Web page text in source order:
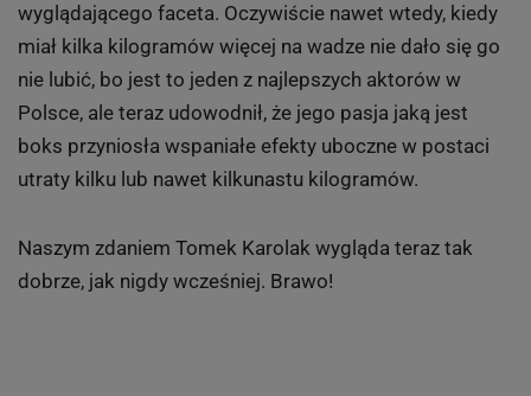
wyglądającego faceta. Oczywiście nawet wtedy, kiedy
miał kilka kilogramów więcej na wadze nie dało się go
nie lubić, bo jest to jeden z najlepszych aktorów w
Polsce, ale teraz udowodnił, że jego pasja jaką jest
boks przyniosła wspaniałe efekty uboczne w postaci
utraty kilku lub nawet kilkunastu kilogramów.
Naszym zdaniem Tomek Karolak wygląda teraz tak
dobrze, jak nigdy wcześniej. Brawo!